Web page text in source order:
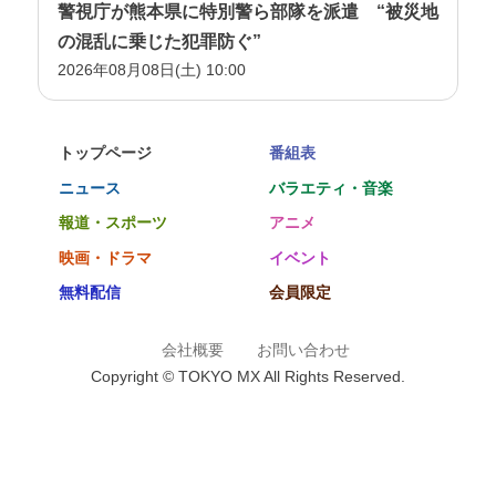
警視庁が熊本県に特別警ら部隊を派遣 “被災地
の混乱に乗じた犯罪防ぐ”
2026年08月08日(土) 10:00
トップページ
番組表
ニュース
バラエティ・音楽
報道・スポーツ
アニメ
映画・ドラマ
イベント
無料配信
会員限定
会社概要
お問い合わせ
Copyright © TOKYO MX All Rights Reserved.